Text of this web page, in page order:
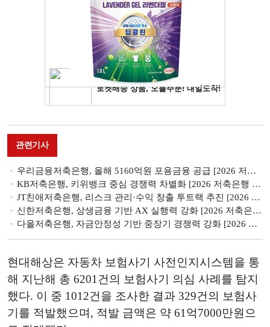
관련기사
우리금융저축은행, 올해 5160억원 포용금융 공급 [2026 저축은행 경영전략]
KB저축은행, 키위뱅크 중심 경쟁력 차별화 [2026 저축은행 경영전략]
JT친애저축은행, 리스크 관리·수익 창출 투트랙 추진 [2026 저축은행 경영전략]
신한저축은행, 상생금융 기반 AX 실행력 강화 [2026 저축은행 경영전략]
다올저축은행, 자금안정성 기반 중장기 경쟁력 강화 [2026 저축은행 경영전략]
현대해상은 자동차 보험사기 사전인지시스템을 통
해 지난해 총 6201건의 보험사기 의심 사례를 탐지
했다. 이 중 1012건을 조사한 결과 329건의 보험사
기를 적발했으며, 적발 금액은 약 61억7000만원으